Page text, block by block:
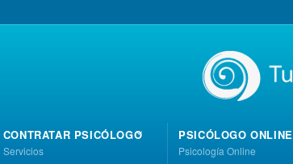
CONTRATAR PSICÓLOGO
Servicios
PSICÓLOGO ONLINE
Psicología Online